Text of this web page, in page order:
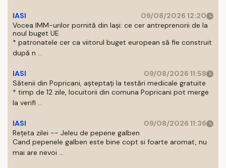
IASI
09/08/2026 12:20
Vocea IMM-urilor pornită din Iași: ce cer antreprenorii de la
noul buget UE
* patronatele cer ca viitorul buget european să fie construit
după n ...
IASI
09/08/2026 11:58
Sătenii din Popricani, așteptați la testări medicale gratuite
* timp de 12 zile, locuitorii din comuna Popricani pot merge
la verifi ...
IASI
09/08/2026 11:36
Rețeta zilei -- Jeleu de pepene galben
Cand pepenele galben este bine copt si foarte aromat, nu
mai are nevoi ...